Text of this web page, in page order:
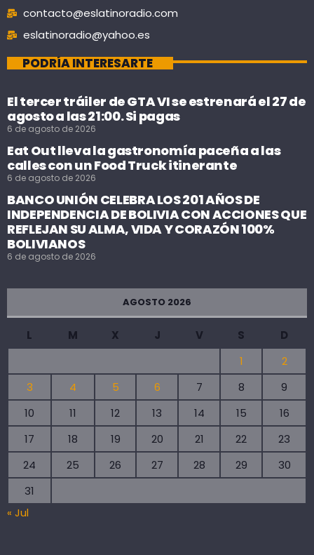
contacto@eslatinoradio.com
eslatinoradio@yahoo.es
PODRÍA INTERESARTE
El tercer tráiler de GTA VI se estrenará el 27 de
agosto a las 21:00. Si pagas
6 de agosto de 2026
Eat Out lleva la gastronomía paceña a las
calles con un Food Truck itinerante
6 de agosto de 2026
BANCO UNIÓN CELEBRA LOS 201 AÑOS DE
INDEPENDENCIA DE BOLIVIA CON ACCIONES QUE
REFLEJAN SU ALMA, VIDA Y CORAZÓN 100%
BOLIVIANOS
6 de agosto de 2026
AGOSTO 2026
L M X J V S
D
1
2
3
4 5 6 7 8
9
10
11 12 13 14 15
16
17
18 19 20 21 22
23
24
25 26 27 28 29
30
31
« Jul